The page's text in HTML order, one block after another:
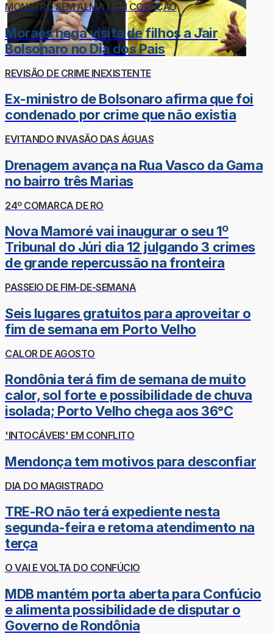
MONSTRO SEM ALMA NEM CORAÇÃO
Moraes nega visita de filhos a Jair
Bolsonaro no Dia dos Pais
REVISÃO DE CRIME INEXISTENTE
Ex-ministro de Bolsonaro afirma que foi
condenado por crime que não existia
EVITANDO INVASÃO DAS ÁGUAS
Drenagem avança na Rua Vasco da Gama
no bairro três Marias
24º COMARCA DE RO
Nova Mamoré vai inaugurar o seu 1º
Tribunal do Júri dia 12 julgando 3 crimes
de grande repercussão na fronteira
PASSEIO DE FIM-DE-SEMANA
Seis lugares gratuitos para aproveitar o
fim de semana em Porto Velho
CALOR DE AGOSTO
Rondônia terá fim de semana de muito
calor, sol forte e possibilidade de chuva
isolada; Porto Velho chega aos 36°C
'INTOCÁVEIS' EM CONFLITO
Mendonça tem motivos para desconfiar
DIA DO MAGISTRADO
TRE-RO não terá expediente nesta
segunda-feira e retoma atendimento na
terça
O VAI E VOLTA DO CONFÚCIO
MDB mantém porta aberta para Confúcio
e alimenta possibilidade de disputar o
Governo de Rondônia